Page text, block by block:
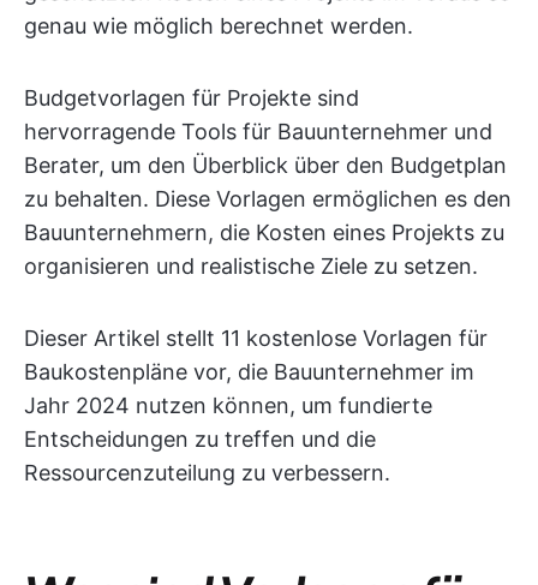
genau wie möglich berechnet werden.
Budgetvorlagen für Projekte sind
hervorragende Tools für Bauunternehmer und
Berater, um den Überblick über den Budgetplan
zu behalten. Diese Vorlagen ermöglichen es den
Bauunternehmern, die Kosten eines Projekts zu
organisieren und realistische Ziele zu setzen.
Dieser Artikel stellt 11 kostenlose Vorlagen für
Baukostenpläne vor, die Bauunternehmer im
Jahr 2024 nutzen können, um fundierte
Entscheidungen zu treffen und die
Ressourcenzuteilung zu verbessern.